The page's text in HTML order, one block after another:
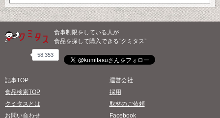
食事制限をしている人が
食品を探して購入できる“クミタス”
58,353
記事TOP
食品検索TOP
クミタスとは
お問い合わせ
運営会社
採用
取材のご依頼
Facebook